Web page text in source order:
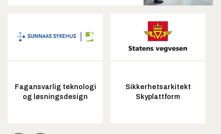
Fagansvarlig teknologi
og løsningsdesign
Sikkerhetsarkitekt
Skyplattform